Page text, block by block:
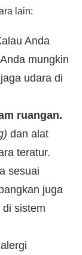
lain:
Anda
mungkin
udara di
ruangan.
dan alat
teratur.
sesuai
juga
sistem